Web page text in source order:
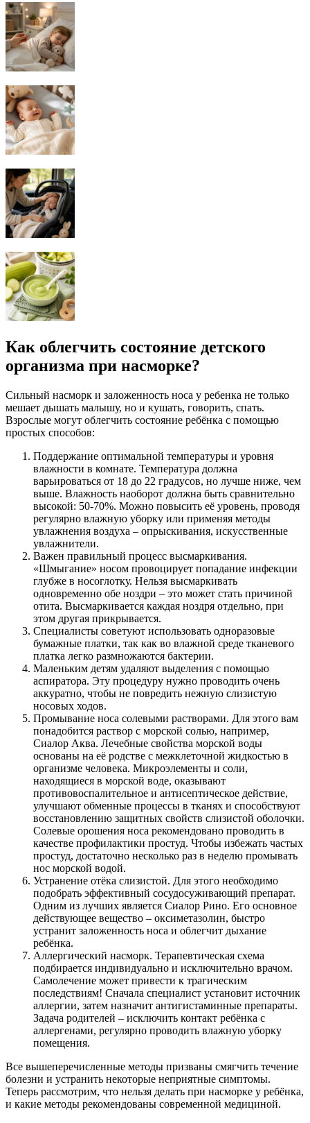
Как облегчить состояние детского
организма при насморке?
Сильный насморк и заложенность носа у ребенка не только
мешает дышать малышу, но и кушать, говорить, спать.
Взрослые могут облегчить состояние ребёнка с помощью
простых способов:
Поддержание оптимальной температуры и уровня
влажности в комнате. Температура должна
варьироваться от 18 до 22 градусов, но лучше ниже, чем
выше. Влажность наоборот должна быть сравнительно
высокой: 50-70%. Можно повысить её уровень, проводя
регулярно влажную уборку или применяя методы
увлажнения воздуха – опрыскивания, искусственные
увлажнители.
Важен правильный процесс высмаркивания.
«Шмыгание» носом провоцирует попадание инфекции
глубже в носоглотку. Нельзя высмаркивать
одновременно обе ноздри – это может стать причиной
отита. Высмаркивается каждая ноздря отдельно, при
этом другая прикрывается.
Специалисты советуют использовать одноразовые
бумажные платки, так как во влажной среде тканевого
платка легко размножаются бактерии.
Маленьким детям удаляют выделения с помощью
аспиратора. Эту процедуру нужно проводить очень
аккуратно, чтобы не повредить нежную слизистую
носовых ходов.
Промывание носа солевыми растворами. Для этого вам
понадобится раствор с морской солью, например,
Сиалор Аква. Лечебные свойства морской воды
основаны на её родстве с межклеточной жидкостью в
организме человека. Микроэлементы и соли,
находящиеся в морской воде, оказывают
противовоспалительное и антисептическое действие,
улучшают обменные процессы в тканях и способствуют
восстановлению защитных свойств слизистой оболочки.
Солевые орошения носа рекомендовано проводить в
качестве профилактики простуд. Чтобы избежать частых
простуд, достаточно несколько раз в неделю промывать
нос морской водой.
Устранение отёка слизистой. Для этого необходимо
подобрать эффективный сосудосуживающий препарат.
Одним из лучших является Сиалор Рино. Его основное
действующее вещество – оксиметазолин, быстро
устранит заложенность носа и облегчит дыхание
ребёнка.
Аллергический насморк. Терапевтическая схема
подбирается индивидуально и исключительно врачом.
Самолечение может привести к трагическим
последствиям! Сначала специалист установит источник
аллергии, затем назначит антигистаминные препараты.
Задача родителей – исключить контакт ребёнка с
аллергенами, регулярно проводить влажную уборку
помещения.
Все вышеперечисленные методы призваны смягчить течение
болезни и устранить некоторые неприятные симптомы.
Теперь рассмотрим, что нельзя делать при насморке у ребёнка,
и какие методы рекомендованы современной медициной.